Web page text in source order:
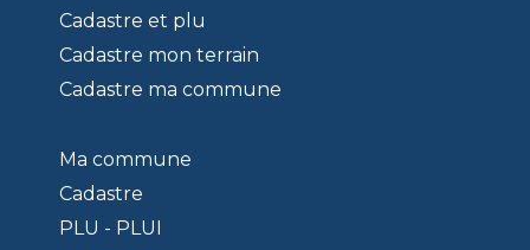
Cadastre et plu
Cadastre mon terrain
Cadastre ma commune
Ma commune
Cadastre
PLU - PLUI